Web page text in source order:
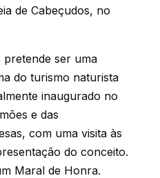
de Cabeçudos, no
pretende ser uma
do turismo naturista
inaugurado no
e das
com uma visita às
do conceito.
Maral de Honra.